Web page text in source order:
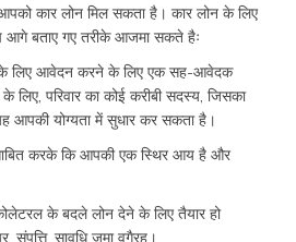
कार लोन मिल सकता है। कार लोन के लिए
आगे बताए गए तरीके आजमा सकते हैः
लिए आवेदन करने के लिए एक सह-आवेदक
लिए, परिवार का कोई करीबी सदस्य, जिसका
आपकी योग्यता में सुधार कर सकता है।
करके कि आपकी एक स्थिर आय है और
के बदले लोन देने के लिए तैयार हो
सावधि जमा वगैरह।